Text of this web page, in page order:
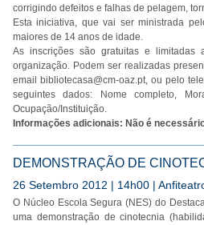
corrigindo defeitos e falhas de pelagem,
Esta iniciativa, que vai ser ministrada
maiores de 14 anos de idade.
As inscrições são gratuitas e limitadas
organização. Podem ser realizadas
email bibliotecasa@cm-oaz.pt, ou pelo
seguintes dados: Nome completo,
Ocupação/Instituição.
Informações adicionais: Não é
DEMONSTRAÇÃO DE
26 Setembro 2012 | 14h00 |
O Núcleo Escola Segura (NES) do
uma demonstração de cinotecnia